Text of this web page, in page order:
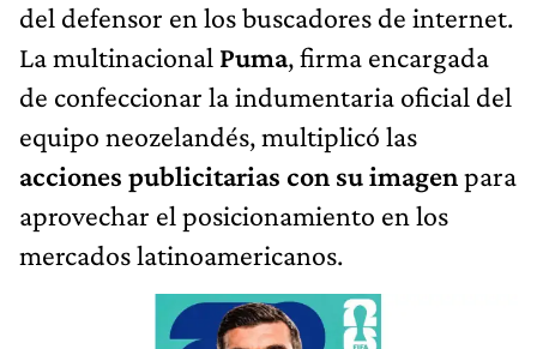
del defensor en los buscadores de internet.
La multinacional Puma, firma encargada
de confeccionar la indumentaria oficial del
equipo neozelandés, multiplicó las
acciones publicitarias con su imagenpara
aprovechar el posicionamiento en los
mercados latinoamericanos.